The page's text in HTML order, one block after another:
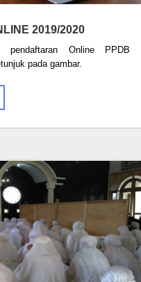
2019/2020
Online PPDB
pada gambar.